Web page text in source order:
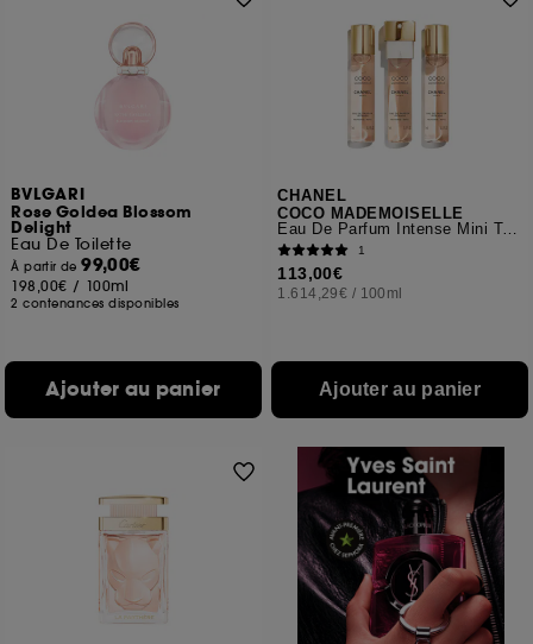
BVLGARI
Rose Goldea Blossom
Delight
Eau De Toilette
À partir de99,00€
198,00€ / 100ml
2 contenances disponibles
Ajouter au panier
CHANEL
COCO MADEMOISELLE
Eau De Parfum Intense Mini Twist And Spray
1
113,00€
1.614,29€ / 100ml
Ajouter au panier